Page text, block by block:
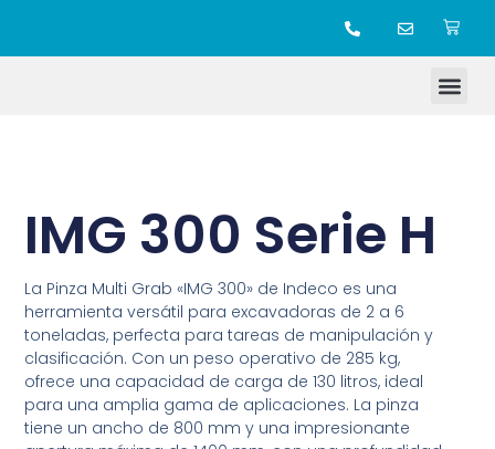
IMG 300 Serie H
La Pinza Multi Grab «IMG 300» de Indeco es una
herramienta versátil para excavadoras de 2 a 6
toneladas, perfecta para tareas de manipulación y
clasificación. Con un peso operativo de 285 kg,
ofrece una capacidad de carga de 130 litros, ideal
para una amplia gama de aplicaciones. La pinza
tiene un ancho de 800 mm y una impresionante